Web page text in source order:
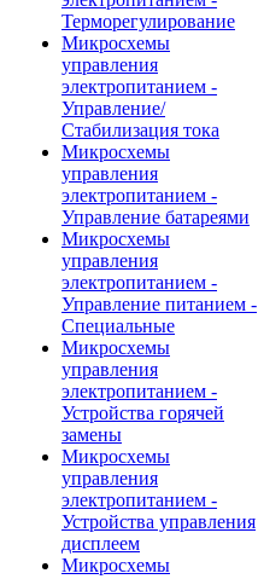
Терморегулирование
Микросхемы
управления
электропитанием -
Управление/
Стабилизация тока
Микросхемы
управления
электропитанием -
Управление батареями
Микросхемы
управления
электропитанием -
Управление питанием -
Специальные
Микросхемы
управления
электропитанием -
Устройства горячей
замены
Микросхемы
управления
электропитанием -
Устройства управления
дисплеем
Микросхемы